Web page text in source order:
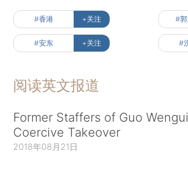
#香港 +关注 #
#安东 +关注 #
阅读英文报道
Former Staffers of Guo
Coercive Takeover
2018年08月21日